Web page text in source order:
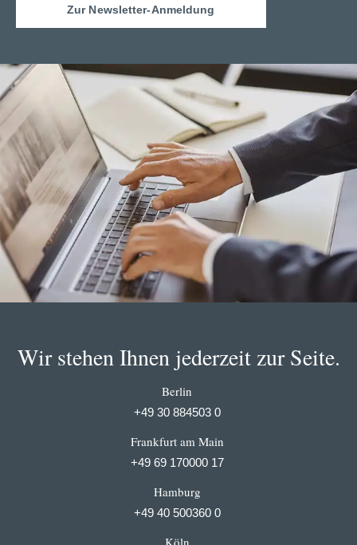
Zur Newsletter-Anmeldung
Wir stehen Ihnen jederzeit zur Seite.
Berlin
+49 30 884503 0
Frankfurt am Main
+49 69 170000 17
Hamburg
+49 40 500360 0